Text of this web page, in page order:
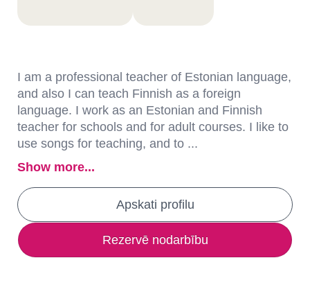
I am a professional teacher of Estonian language,
and also I can teach Finnish as a foreign
language. I work as an Estonian and Finnish
teacher for schools and for adult courses. I like to
use songs for teaching, and to ...
Show more...
Apskati profilu
Rezervē nodarbību